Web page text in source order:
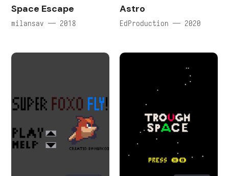
Space Escape
milansav — 2018
Astro
EdProduction — 2020